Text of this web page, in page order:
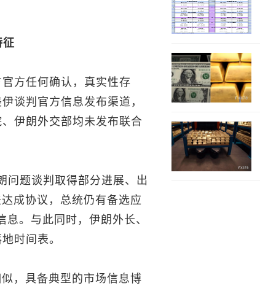
征
方任何确认，真实性存
谈判官方信息发布渠道，
伊朗外交部均未发布联合
问题谈判取得部分进展、出
成协议，总统仍有备选应
。与此同时，伊朗外长、
时间表。
，具备典型的市场信息博